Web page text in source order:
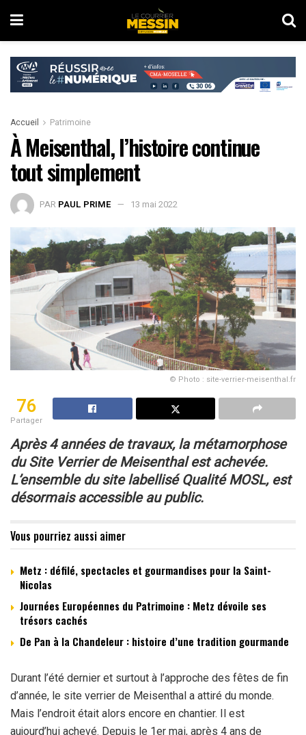
Accueil Patrimoine
À Meisenthal, l’histoire continue
tout simplement
PAR PAUL PRIME 13 mai 2022
© Photo : site-verrier-meisenthal.fr
76
Partager
Après 4 années de travaux, la métamorphose
du Site Verrier de Meisenthal est achevée.
L’ensemble du site labellisé Qualité MOSL, est
désormais accessible au public.
Vous pourriez aussi aimer
Metz : défilé, spectacles et gourmandises pour la Saint-
Nicolas
Journées Européennes du Patrimoine : Metz dévoile ses
trésors cachés
De Pan à la Chandeleur : histoire d’une tradition gourmande
Durant l’été dernier et surtout à l’approche des fêtes de fin
d’année, le site verrier de Meisenthal a attiré du monde.
Mais l’endroit était alors encore en chantier. Il est
aujourd’hui achevé. Depuis le 1er mai, après 4 ans de